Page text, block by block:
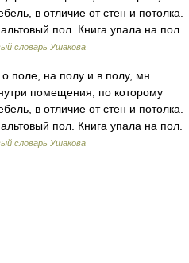
в отличие от стен и потолка.
пол. Книга упала на пол.
словарь Ушакова
поле, на полу и в полу, мн.
помещения, по которому
в отличие от стен и потолка.
пол. Книга упала на пол.
словарь Ушакова